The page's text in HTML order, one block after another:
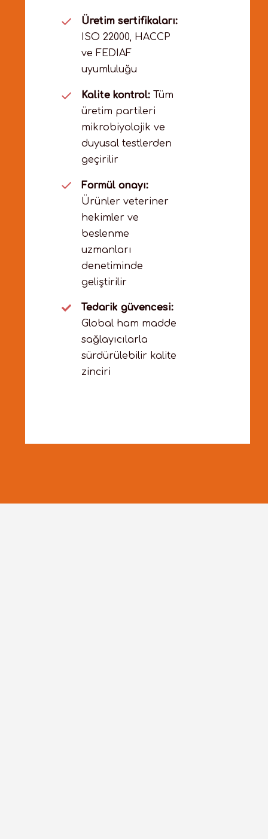
Üretim sertifikaları:
ISO 22000, HACCP
ve FEDIAF
uyumluluğu
Kalite kontrol:Tüm
üretim partileri
mikrobiyolojik ve
duyusal testlerden
geçirilir
Formül onayı:
Ürünler veteriner
hekimler ve
beslenme
uzmanları
denetiminde
geliştirilir
Tedarik güvencesi:
Global ham madde
sağlayıcılarla
sürdürülebilir kalite
zinciri